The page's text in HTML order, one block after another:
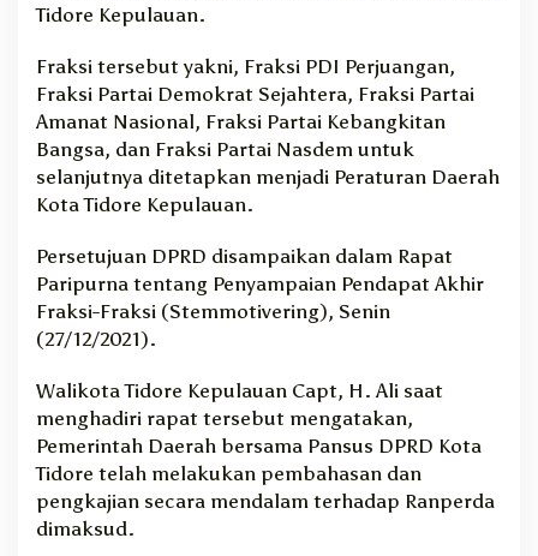
Tidore Kepulauan.
Fraksi tersebut yakni, Fraksi PDI Perjuangan,
Fraksi Partai Demokrat Sejahtera, Fraksi Partai
Amanat Nasional, Fraksi Partai Kebangkitan
Bangsa, dan Fraksi Partai Nasdem untuk
selanjutnya ditetapkan menjadi Peraturan Daerah
Kota Tidore Kepulauan.
Persetujuan DPRD disampaikan dalam Rapat
Paripurna tentang Penyampaian Pendapat Akhir
Fraksi-Fraksi (Stemmotivering), Senin
(27/12/2021).
Walikota Tidore Kepulauan Capt, H. Ali saat
menghadiri rapat tersebut mengatakan,
Pemerintah Daerah bersama Pansus DPRD Kota
Tidore telah melakukan pembahasan dan
pengkajian secara mendalam terhadap Ranperda
dimaksud.